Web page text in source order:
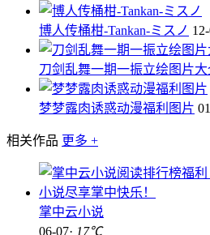
博人传桶柑-Tankan-ミスノ
刀剑乱舞一期一振立绘图片大
梦梦露肉诱惑动漫福利图片
相关作品 更多 +
掌中云小说
06-07· 17℃